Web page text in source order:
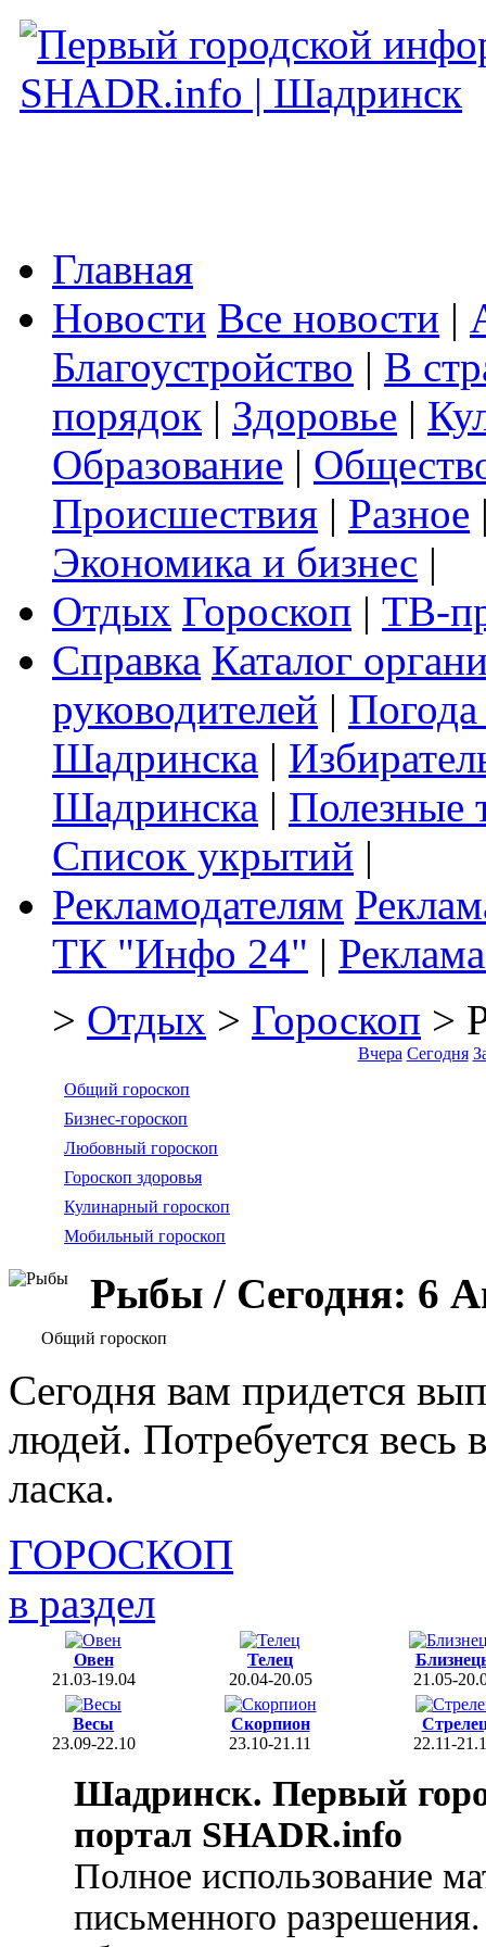
Главная
Новости Все новости |
Благоустройство | В
порядок | Здоровье |
Образование |
Происшествия | Разное
Экономика и бизнес |
Отдых Гороскоп | ТВ-
Справка Каталог
руководителей |
Шадринска |
Шадринска | Полезные
Список укрытий |
Рекламодателям
ТК "Инфо 24" |
> Отдых > Гороскоп >
Вчера Сегодня
Общий гороскоп
Бизнес-гороскоп
Любовный гороскоп
Гороскоп здоровья
Кулинарный гороскоп
Мобильный гороскоп
Рыбы / Сегодня: 6
Общий гороскоп
Сегодня вам придется
людей. Потребуется весь
ласка.
ГОРОСКОП
в раздел
Овен
21.03-19.04
Телец
20.04-20.05
21.05-
Весы
23.09-22.10
Скорпион
23.10-21.11
22.11-
Шадринск. Первый
портал SHADR.info
Полное использование
письменного